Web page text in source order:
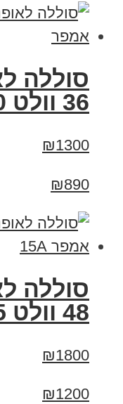
סוללה
36 וולט 10 אמפר
₪1300
₪890
סוללה
48 וולט 15 אמפר 15A
₪1800
₪1200